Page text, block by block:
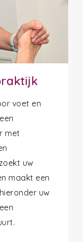
voet en
met
uw
maakt een
uw